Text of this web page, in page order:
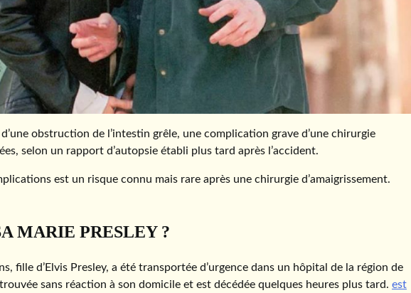
obstruction de l’intestin grêle, une complication grave d’une chirurgie
selon un rapport d’autopsie établi plus tard après l’accident.
est un risque connu mais rare après une chirurgie d’amaigrissement.
MARIE PRESLEY ?
fille d’Elvis Presley, a été transportée d’urgence dans un hôpital de la région de
sans réaction à son domicile et est décédée quelques heures plus tard. est